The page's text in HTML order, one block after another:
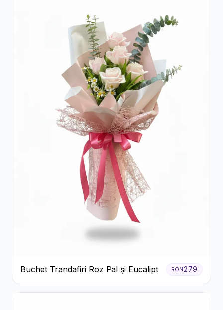
Buchet Trandafiri Roz Pal și Eucalipt RON279